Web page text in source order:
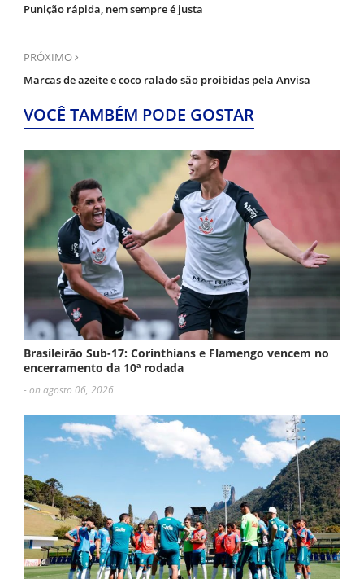
Punição rápida, nem sempre é justa
PRÓXIMO
Marcas de azeite e coco ralado são proibidas pela Anvisa
VOCÊ TAMBÉM PODE GOSTAR
Brasileirão Sub-17: Corinthians e Flamengo vencem no
encerramento da 10ª rodada
- on agosto 06, 2026